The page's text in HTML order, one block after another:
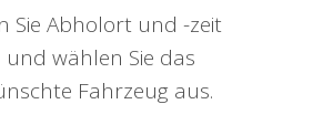
Sie Abholort und -zeit
und wählen Sie das
Fahrzeug aus.